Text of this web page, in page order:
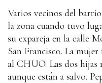
Varios vecinos del
la zona cuando tuvo
su expareja en la calle
San Francisco. La
al CHUO. Las dos hijas
aunque están a salvo.